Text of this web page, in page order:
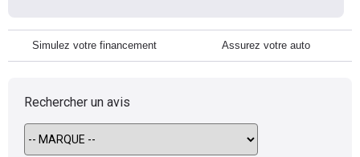
Simulez votre financement Assurez votre auto
Rechercher un avis